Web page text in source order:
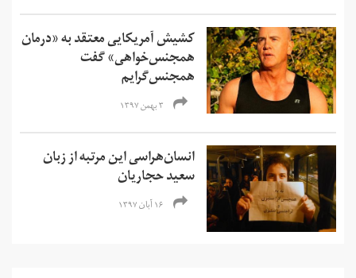
کشیش آمریکایی معتقد به «درمان
همجنس‌خواهی» گفت
همجنس‌گرایم
۳ بهمن ۱۳۹۷
انسان‌هراسی این مرتبه از زبان
سعید حجاریان
۱۶ آبان ۱۳۹۷